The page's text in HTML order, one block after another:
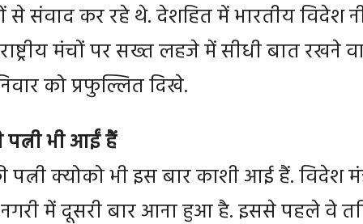
से संवाद कर रहे थे. देशहित में भारतीय विदेश
मंचों पर सख्त लहजे में सीधी बात रखने
को प्रफुल्लित दिखे.
पत्नी भी आईं हैं
पत्नी क्योको भी इस बार काशी आई हैं. विदेश
में दूसरी बार आना हुआ है. इससे पहले वे